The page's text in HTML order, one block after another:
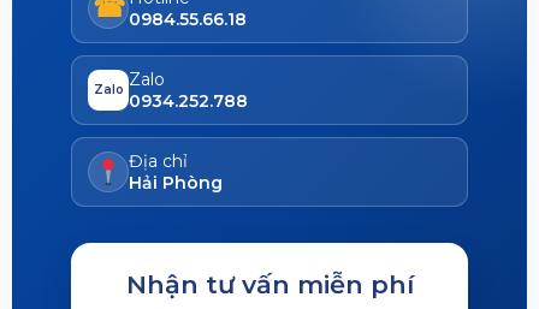
☎ 0984.55.66.18
Zalo Zalo
0934.252.788
Địa chỉ
Hải Phòng
Nhận tư vấn miễn phí